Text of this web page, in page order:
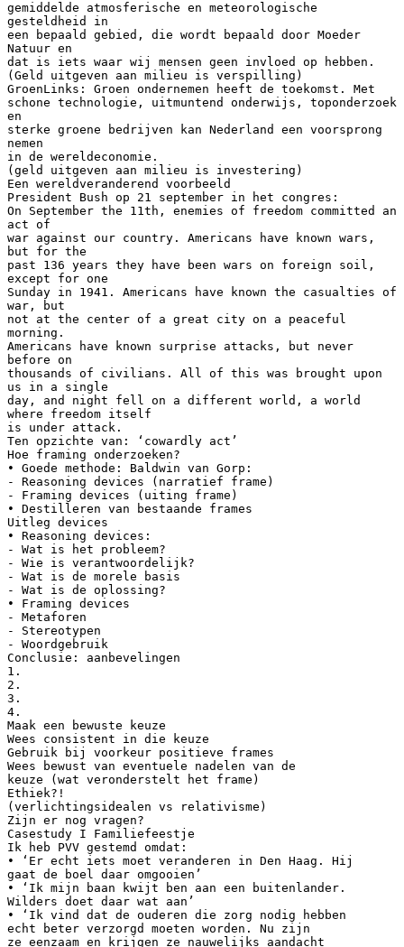
gemiddelde atmosferische en meteorologische
gesteldheid in
een bepaald gebied, die wordt bepaald door Moeder
Natuur en
dat is iets waar wij mensen geen invloed op hebben.
(Geld uitgeven aan milieu is verspilling)
GroenLinks: Groen ondernemen heeft de toekomst. Met
schone technologie, uitmuntend onderwijs, toponderzoek
en
sterke groene bedrijven kan Nederland een voorsprong
nemen
in de wereldeconomie.
(geld uitgeven aan milieu is investering)
Een wereldveranderend voorbeeld
President Bush op 21 september in het congres:
On September the 11th, enemies of freedom committed an
act of
war against our country. Americans have known wars,
but for the
past 136 years they have been wars on foreign soil,
except for one
Sunday in 1941. Americans have known the casualties of
war, but
not at the center of a great city on a peaceful
morning.
Americans have known surprise attacks, but never
before on
thousands of civilians. All of this was brought upon
us in a single
day, and night fell on a different world, a world
where freedom itself
is under attack.
Ten opzichte van: ‘cowardly act’
Hoe framing onderzoeken?
• Goede methode: Baldwin van Gorp:
- Reasoning devices (narratief frame)
- Framing devices (uiting frame)
• Destilleren van bestaande frames
Uitleg devices
• Reasoning devices:
- Wat is het probleem?
- Wie is verantwoordelijk?
- Wat is de morele basis
- Wat is de oplossing?
• Framing devices
- Metaforen
- Stereotypen
- Woordgebruik
Conclusie: aanbevelingen
1.
2.
3.
4.
Maak een bewuste keuze
Wees consistent in die keuze
Gebruik bij voorkeur positieve frames
Wees bewust van eventuele nadelen van de
keuze (wat veronderstelt het frame)
Ethiek?!
(verlichtingsidealen vs relativisme)
Zijn er nog vragen?
Casestudy I Familiefeestje
Ik heb PVV gestemd omdat:
• ‘Er echt iets moet veranderen in Den Haag. Hij
gaat de boel daar omgooien’
• ‘Ik mijn baan kwijt ben aan een buitenlander.
Wilders doet daar wat aan’
• ‘Ik vind dat de ouderen die zorg nodig hebben
echt beter verzorgd moeten worden. Nu zijn
ze eenzaam en krijgen ze nauwelijks aandacht